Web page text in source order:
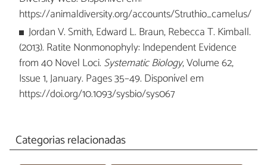
https://animaldiversity.org/accounts/Struthio_camelus/
Jordan V. Smith, Edward L. Braun, Rebecca T. Kimball.
(2013). Ratite Nonmonophyly: Independent Evidence
from 40 Novel Loci. Systematic Biology, Volume 62,
Issue 1, January. Pages 35–49. Disponível em
https://doi.org/10.1093/sysbio/sys067
Categorias relacionadas